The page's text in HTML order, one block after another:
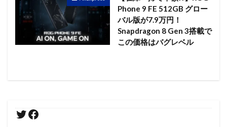
Phone 9 FE 512GB グロー
バル版が7.9万円！
Snapdragon 8 Gen 3搭載で
この価格はバグレベル